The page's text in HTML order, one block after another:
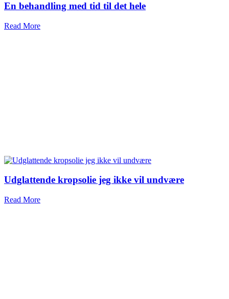
En behandling med tid til det hele
Read More
Udglattende kropsolie jeg ikke vil undvære
Read More